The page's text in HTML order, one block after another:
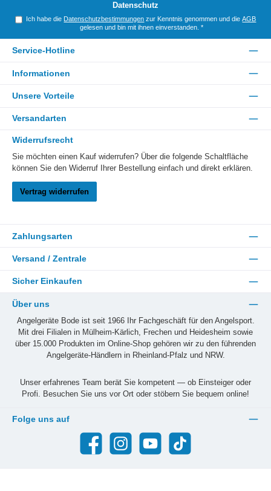
Datenschutz
Ich habe die Datenschutzbestimmungen zur Kenntnis genommen und dieAGB
gelesen und bin mit ihnen einverstanden. *
Service-Hotline
Informationen
Unsere Vorteile
Versandarten
Widerrufsrecht
Sie möchten einen Kauf widerrufen? Über die folgende Schaltfläche
können Sie den Widerruf Ihrer Bestellung einfach und direkt erklären.
Vertrag widerrufen
Zahlungsarten
Versand / Zentrale
Sicher Einkaufen
Über uns
Angelgeräte Bode ist seit 1966 Ihr Fachgeschäft für den Angelsport.
Mit drei Filialen in Mülheim-Kärlich, Frechen und Heidesheim sowie
über 15.000 Produkten im Online-Shop gehören wir zu den führenden
Angelgeräte-Händlern in Rheinland-Pfalz und NRW.
Unser erfahrenes Team berät Sie kompetent — ob Einsteiger oder
Profi. Besuchen Sie uns vor Ort oder stöbern Sie bequem online!
Folge uns auf
Facebook Instagram YouTube TikTok